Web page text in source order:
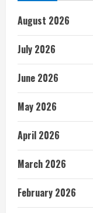
August 2026
July 2026
June 2026
May 2026
April 2026
March 2026
February 2026